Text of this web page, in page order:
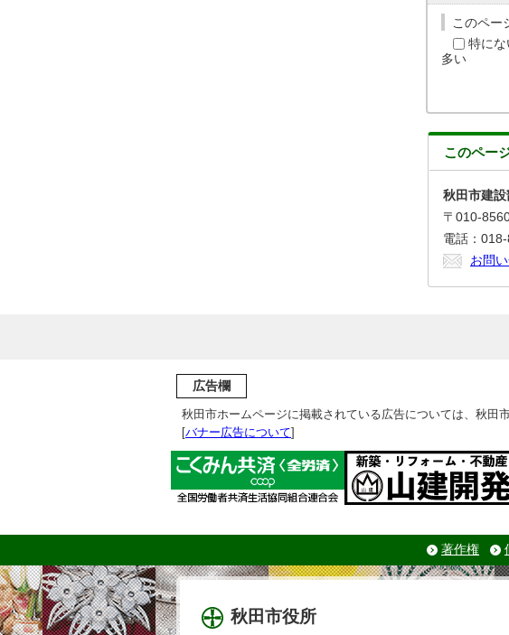
このペー
特にな
多い
このペー
秋田市建
〒010-
電話：
お問
広告欄
秋田市ホームページに掲載されている広告については、秋田
[バナー広告について]
著作権
秋田市役所